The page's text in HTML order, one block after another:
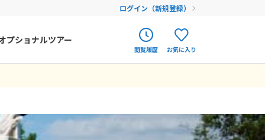
ログイン（新規登録）
アイルランド
プショナルツアー
閲覧履歴
履歴がありません
お気に入り
まだ登録がありません